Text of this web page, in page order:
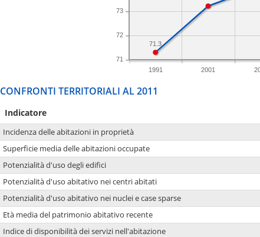
1991 2001
71
72
73
71.3
CONFRONTI TERRITORIALI AL 2011
Indicatore
Incidenza delle abitazioni in proprietà
Superficie media delle abitazioni occupate
Potenzialità d'uso degli edifici
Potenzialità d'uso abitativo nei centri abitati
Potenzialità d'uso abitativo nei nuclei e case sparse
Età media del patrimonio abitativo recente
Indice di disponibilità dei servizi nell'abitazione